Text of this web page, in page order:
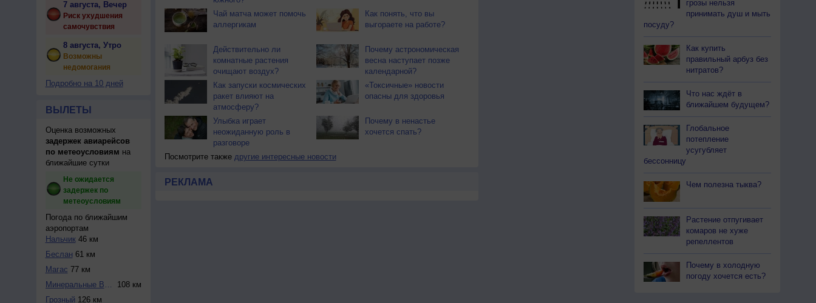
7 августа, Вечер
Риск ухудшения
самочувствия
8 августа, Утро
Возможны
недомогания
Подробно на 10 дней
ВЫЛЕТЫ
Оценка возможных
задержек авиарейсов
по метеоусловиям на
ближайшие сутки
Не ожидается
задержек по
метеоусловиям
Погода по ближайшим
аэропортам
Нальчик46 км
Беслан 61 км
Магас 77 км
Минеральные Воды
108 км
Грозный 126 км
Чай матча может помочь
аллергикам
Как понять, что вы
выгораете на работе?
Действительно ли
комнатные растения
очищают воздух?
Почему астрономическая
весна наступает позже
календарной?
Как запуски космических
ракет влияют на
атмосферу?
«Токсичные» новости
опасны для здоровья
Улыбка играет
неожиданную роль в
разговоре
Почему в ненастье
хочется спать?
Посмотрите также другие интересные новости
РЕКЛАМА
грозы нельзя
принимать душ и мыть
посуду?
Как купить
правильный арбуз без
нитратов?
Что нас ждёт в
ближайшем будущем?
Глобальное
потепление
усугубляет
бессонницу
Чем полезна тыква?
Растение отпугивает
комаров не хуже
репеллентов
Почему в холодную
погоду хочется есть?